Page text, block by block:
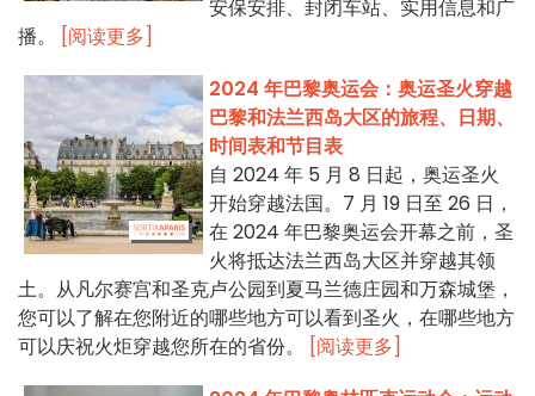
安保安排、封闭车站、实用信息和广
播。
[阅读更多]
2024 年巴黎奥运会：奥运圣火穿越
巴黎和法兰西岛大区的旅程、日期、
时间表和节目表
自 2024 年 5 月 8 日起，奥运圣火
开始穿越法国。7 月 19 日至 26 日，
在 2024 年巴黎奥运会开幕之前，圣
火将抵达法兰西岛大区并穿越其领
土。从凡尔赛宫和圣克卢公园到夏马兰德庄园和万森城堡，
您可以了解在您附近的哪些地方可以看到圣火，在哪些地方
可以庆祝火炬穿越您所在的省份。
[阅读更多]